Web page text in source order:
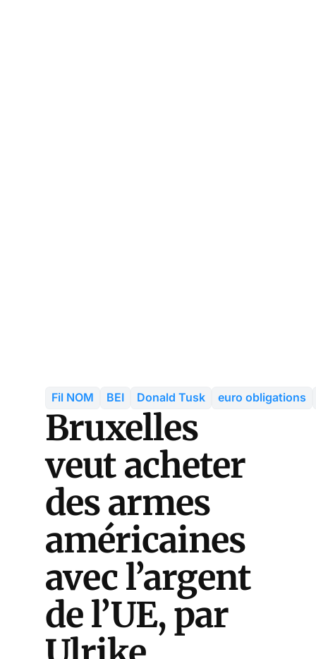
Fil NOM BEI Donald Tusk euro obligations
Bruxelles
veut acheter
des armes
américaines
avec l’argent
de l’UE, par